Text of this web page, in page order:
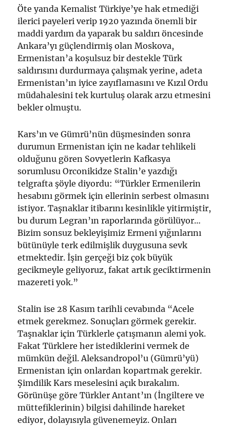
Öte yanda Kemalist Türkiye’ye hak etmediği
ilerici payeleri verip 1920 yazında önemli bir
maddi yardım da yaparak bu saldırı öncesinde
Ankara’yı güçlendirmiş olan Moskova,
Ermenistan’a koşulsuz bir destekle Türk
saldırısını durdurmaya çalışmak yerine, adeta
Ermenistan’ın iyice zayıflamasını ve Kızıl Ordu
müdahalesini tek kurtuluş olarak arzu etmesini
bekler olmuştu.
Kars’ın ve Gümrü’nün düşmesinden sonra
durumun Ermenistan için ne kadar tehlikeli
olduğunu gören Sovyetlerin Kafkasya
sorumlusu Orconikidze Stalin’e yazdığı
telgrafta şöyle diyordu: “Türkler Ermenilerin
hesabını görmek için ellerinin serbest olmasını
istiyor. Taşnaklar itibarını kesinlikle yitirmiştir,
bu durum Legran’ın raporlarında görülüyor…
Bizim sonsuz bekleyişimiz Ermeni yığınlarını
bütünüyle terk edilmişlik duygusuna sevk
etmektedir. İşin gerçeği biz çok büyük
gecikmeyle geliyoruz, fakat artık geciktirmenin
mazereti yok.”
Stalin ise 28 Kasım tarihli cevabında “Acele
etmek gerekmez. Sonuçları görmek gerekir.
Taşnaklar için Türklerle çatışmanın alemi yok.
Fakat Türklere her istediklerini vermek de
mümkün değil. Aleksandropol’u (Gümrü’yü)
Ermenistan için onlardan kopartmak gerekir.
Şimdilik Kars meselesini açık bırakalım.
Görünüşe göre Türkler Antant’ın (İngiltere ve
müttefiklerinin) bilgisi dahilinde hareket
ediyor, dolayısıyla güvenemeyiz. Onları